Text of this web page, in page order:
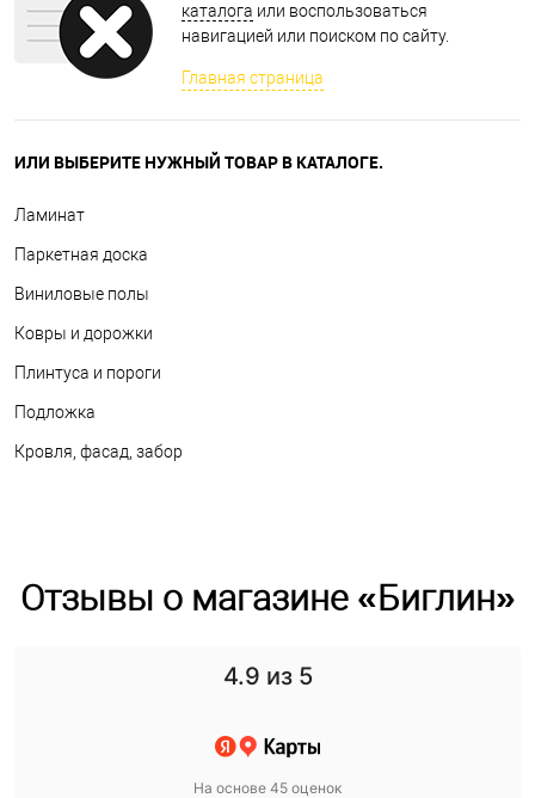
каталога или воспользоваться
навигацией или поиском по сайту.
Главная страница
ИЛИ ВЫБЕРИТЕ НУЖНЫЙ ТОВАР В КАТАЛОГЕ.
Ламинат
Паркетная доска
Виниловые полы
Ковры и дорожки
Плинтуса и пороги
Подложка
Кровля, фасад, забор
Отзывы о магазине «Биглин»
4.9 из 5
На основе 45 оценок